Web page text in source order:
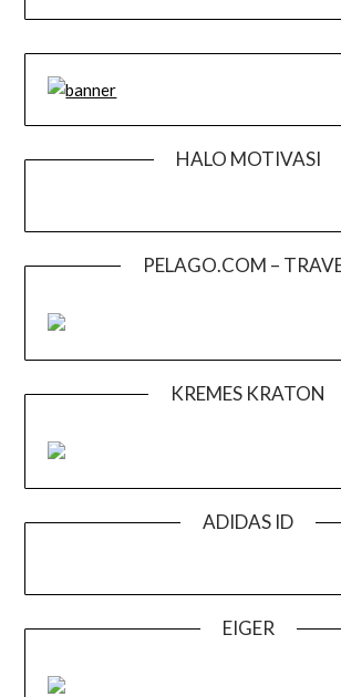
HALO MOTIVASI
PELAGO.COM –
KREMES KRATON
ADIDAS ID
EIGER